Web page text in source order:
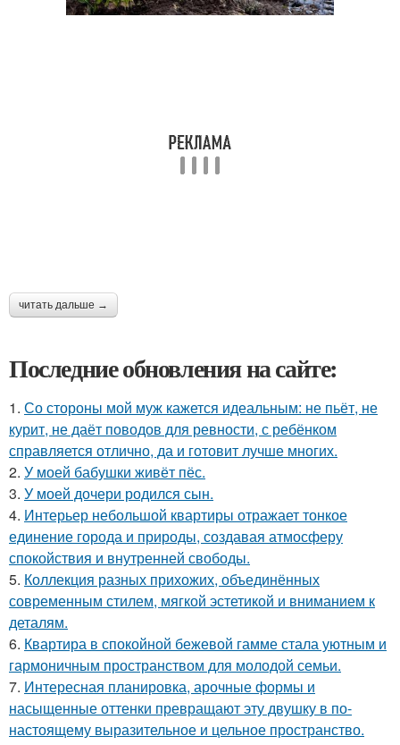
читать дальше →
Последние обновления на сайте:
1. Со стороны мой муж кажется идеальным: не пьёт, не
курит, не даёт поводов для ревности, с ребёнком
справляется отлично, да и готовит лучше многих.
2. У моей бабушки живёт пёс.
3. У моей дочери родился сын.
4. Интерьер небольшой квартиры отражает тонкое
единение города и природы, создавая атмосферу
спокойствия и внутренней свободы.
5. Коллекция разных прихожих, объединённых
современным стилем, мягкой эстетикой и вниманием к
деталям.
6. Квартира в спокойной бежевой гамме стала уютным и
гармоничным пространством для молодой семьи.
7. Интересная планировка, арочные формы и
насыщенные оттенки превращают эту двушку в по-
настоящему выразительное и цельное пространство.